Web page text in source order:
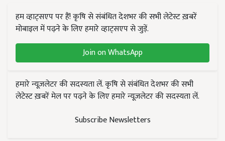
हम व्हाट्सएप पर हैं! कृषि से संबंधित देशभर की सभी लेटेस्ट ख़बरें
मोबाइल में पढ़ने के लिए हमारे व्हाट्सएप से जुड़ें.
Join on WhatsApp
हमारे न्यूज़लेटर की सदस्यता लें. कृषि से संबंधित देशभर की सभी
लेटेस्ट ख़बरें मेल पर पढ़ने के लिए हमारे न्यूज़लेटर की सदस्यता लें.
Subscribe Newsletters